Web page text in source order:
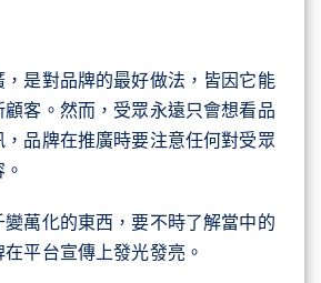
是對品牌的最好做法，皆因它能
客。然而，受眾永遠只會想看品
品牌在推廣時要注意任何對受眾
萬化的東西，要不時了解當中的
平台宣傳上發光發亮。